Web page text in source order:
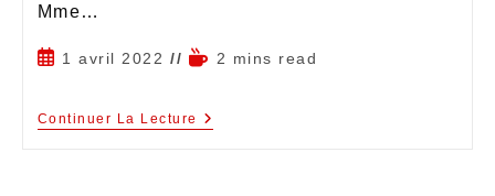
Mme…
1 avril 2022 2 mins read
Continuer La Lecture